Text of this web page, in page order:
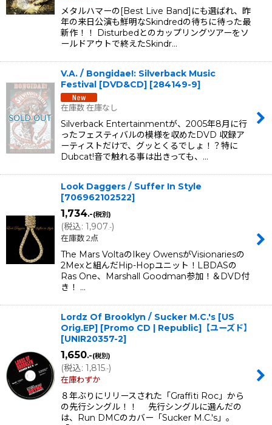
メタルハマーの[Best Live Band]にも選ばれ、昨
年の来日公演も鮮明なSkindredの待ちに待った最
新作！！ Disturbedとのカップリングツアーをソ
ールドアウトで終えたSkindr…
V.A. / Bongidae!: Silverback Music
Festival [DVD&CD] [284149-9]
在庫数 在庫なし
Silverback Entertainmentが、2005年8月に行
ったフェスティバルの模様を収めたDVD 収録ア
ーティストだけで、グッとくるでしょ！？特に
Dubcat!音で触れる事は出きっても、…
Look Daggers / Suffer In Style
[706962102522]
1,734.-(税別)
(税込: 1,907.-)
在庫数 2点
The Mars VoltaのIkey OwensがVisionariesの
2Mexと組んだHip-Hopユニット！LBDASの
Ras One、Marshall Goodman参加！＆DVD付
き！ …
Lordz Of Brooklyn / Sucker M.C.'s [US
Orig.EP] [Promo CD | Republic]【ユーズド】
[UNIR20357-2]
1,650.-(税別)
(税込: 1,815.-)
在庫わずか
８年ぶりにリリースされた「Graffiti Roc」から
の先行シングル！！ 先行シングルに選んだの
は、Run DMCのカバー「Sucker M.C.'s」。